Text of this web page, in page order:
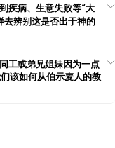
】- 除去我们里面的愚
】- 尽情地敬拜我们的
疾病、生意失败等“大
去辨别这是否出于神的
工或弟兄姐妹因为一点
该如何从伯示麦人的教